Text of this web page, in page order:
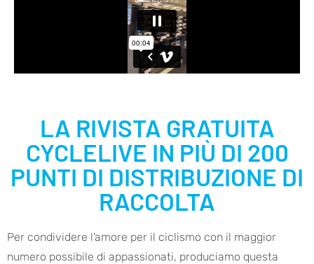
LA RIVISTA GRATUITA
CYCLELIVE IN PIÙ DI 200
PUNTI DI DISTRIBUZIONE DI
RACCOLTA
Per condividere l’amore per il ciclismo con il maggior
numero possibile di appassionati, produciamo questa